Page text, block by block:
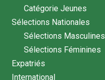
Catégorie Jeunes
Sélections Nationales
Sélections Masculines
Sélections Féminines
Expatriés
International